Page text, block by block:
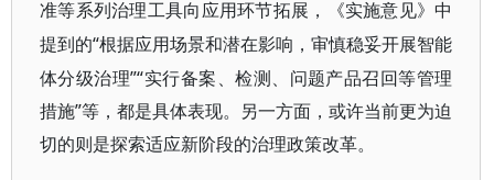
准等系列治理工具向应用环节拓展，《实施意见》中
提到的“根据应用场景和潜在影响，审慎稳妥开展智能
体分级治理”“实行备案、检测、问题产品召回等管理
措施”等，都是具体表现。另一方面，或许当前更为迫
切的则是探索适应新阶段的治理政策改革。